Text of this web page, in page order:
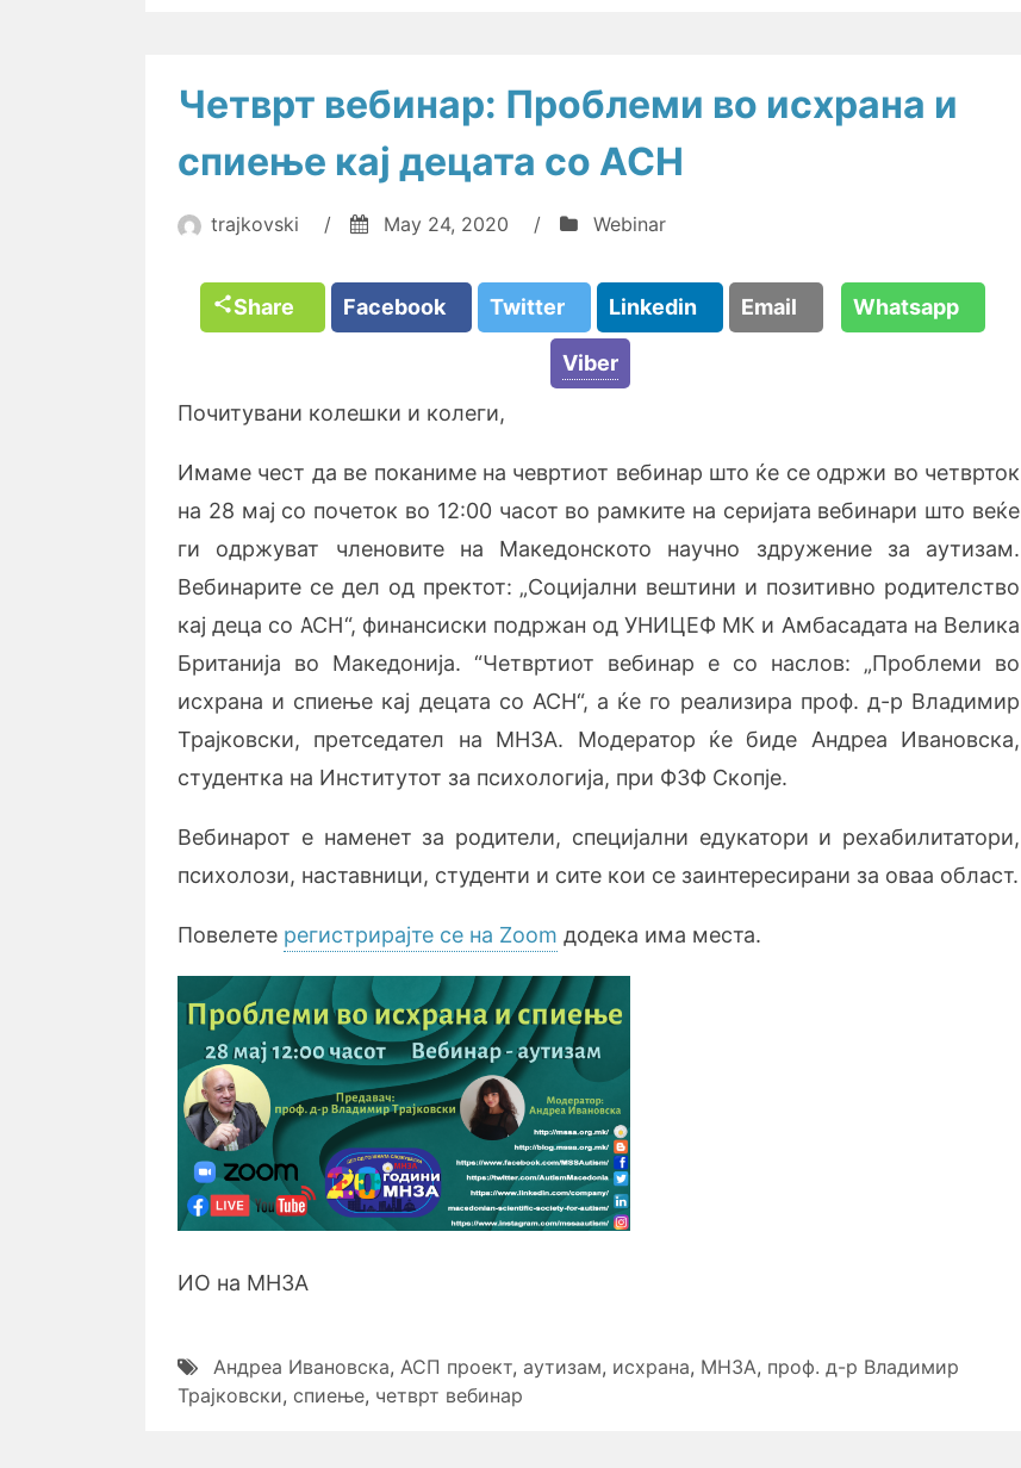
Четврт вебинар: Проблеми во исхрана и
спиење кај децата со АСН
trajkovski / May 24, 2020 / Webinar
Share Facebook Twitter Linkedin Email Whatsapp
Viber
Почитувани колешки и колеги,
Имаме чест да ве поканиме на чевртиот вебинар што ќе се одржи во четврток
на 28 мај со почеток во 12:00 часот во рамките на серијата вебинари што веќе
ги одржуват членовите на Македонското научно здружение за аутизам.
Вебинарите се дел од пректот: „Социјални вештини и позитивно родителство
кај деца со АСН“, финансиски подржан од УНИЦЕФ МК и Амбасадата на Велика
Британија во Македонија. “Четвртиот вебинар е со наслов: „Проблеми во
исхрана и спиење кај децата со АСН“, а ќе го реализира проф. д-р Владимир
Трајковски, претседател на МНЗА. Модератор ќе биде Андреа Ивановска,
студентка на Институтот за психологија, при ФЗФ Скопје.
Вебинарот е наменет за родители, специјални едукатори и рехабилитатори,
психолози, наставници, студенти и сите кои се заинтересирани за оваа област.
Повелете регистрирајте се на Zoom додека има места.
ИО на МНЗА
Андреа Ивановска, АСП проект, аутизам, исхрана, МНЗА, проф. д-р Владимир
Трајковски, спиење, четврт вебинар